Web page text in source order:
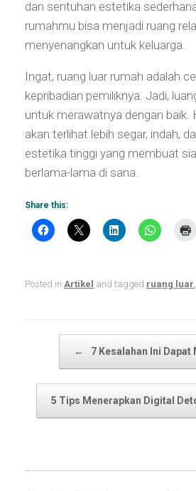
dan sentuhan estetika
rumahmu bisa menjadi ruang
menyenangkan untuk keluarga.
Ingat, ruang luar rumah adalah
kepribadian pemiliknya. Jadi,
untuk merawatnya dengan baik.
akan terlihat lebih segar, indah,
estetika tinggi yang membuat
berlama-lama di sana.
Share this:
Posted in Artikel and tagged ruang luar,
← 7 Kesalahan Ini Dapat
5 Tips Menerapkan Digital